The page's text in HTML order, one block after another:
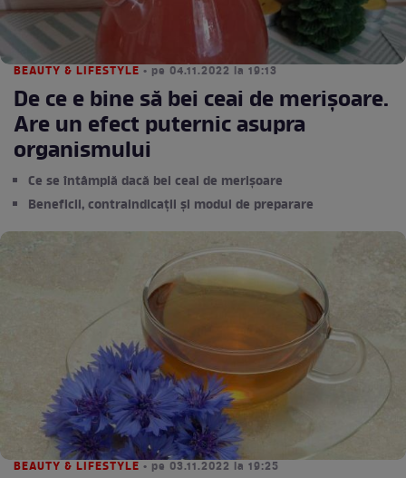
BEAUTY & LIFESTYLE • pe 04.11.2022 la 19:13
De ce e bine să bei ceai de merișoare.
Are un efect puternic asupra
organismului
Ce se întâmplă dacă bei ceai de merișoare
Beneficii, contraindicații și modul de preparare
BEAUTY & LIFESTYLE • pe 03.11.2022 la 19:25